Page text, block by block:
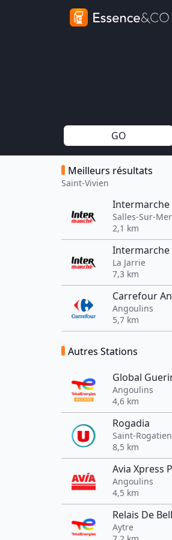
GO
Meilleurs résultats
Saint-Vivien
Intermarche
Salles-Sur-Mer
2,1 km
Intermarche
La Jarrie
7,3 km
Carrefour
Angoulins
5,7 km
Autres Stations
Global
Angoulins
4,6 km
Rogadia
Saint-Rogatien
8,5 km
Avia Xpress
Angoulins
4,5 km
Relais De
Aytre